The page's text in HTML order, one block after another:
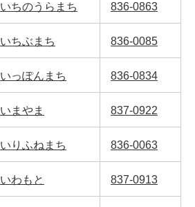
いちのうらまち 836-0863
いちぶまち 836-0085
いっぽんまち 836-0834
いまやま 837-0922
いりふねまち 836-0063
いわもと 837-0913